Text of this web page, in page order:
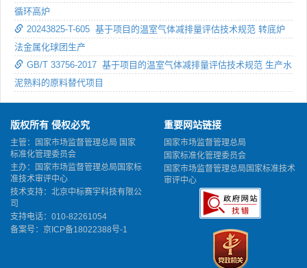
循环高炉
20243825-T-605 基于项目的温室气体减排量评估技术规范 转底炉
法金属化球团生产
GB/T 33756-2017 基于项目的温室气体减排量评估技术规范 生产水
泥熟料的原料替代项目
版权所有 侵权必究
主管：国家市场监督管理总局 国家
标准化管理委员会
主办：国家市场监督管理总局国家标
准技术审评中心
技术支持：北京中标赛宇科技有限公
司
支持电话：010-82261054
备案号： 京ICP备18022388号-1
重要网站链接
国家市场监督管理总局
国家标准化管理委员会
国家市场监督管理总局国家标准技术
审评中心